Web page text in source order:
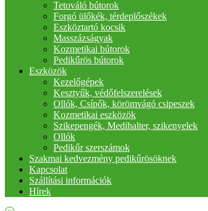
Tetováló bútorok
Forgó ülőkék, térdeplőszékek
Eszköztartó kocsik
Masszázságyak
Kozmetikai bútorok
Pedikűrös bútorok
Eszközök
Kezelőgépek
Kesztyűk, védőfelszerelések
Ollók, Csípők, körömvágó csipeszek
Kozmetikai eszközök
Szikepengék, Medihalter, szikenyelek
Ollók
Pedikűr szerszámok
Szakmai kedvezmény pedikűrösöknek
Kapcsolat
Szállítási információk
Hírek